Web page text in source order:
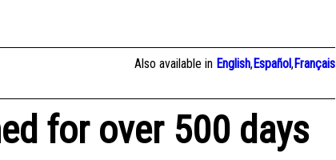
Also available in English,Español,Français
for over 500 days